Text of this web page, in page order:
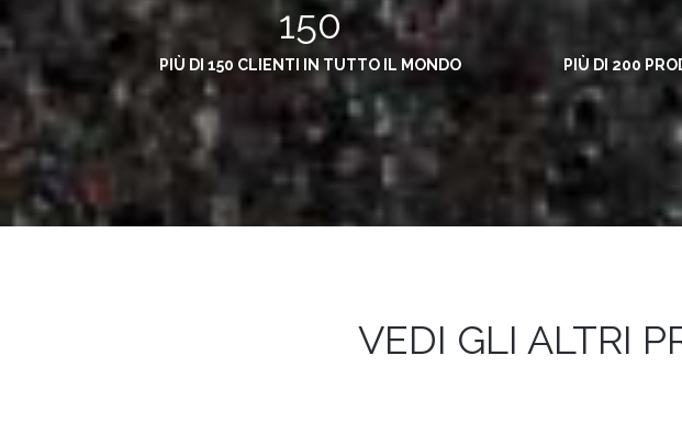
150
PIÙ DI 150 CLIENTI IN TUTTO IL MONDO PIÙ DI 200
VEDI GLI ALTRI